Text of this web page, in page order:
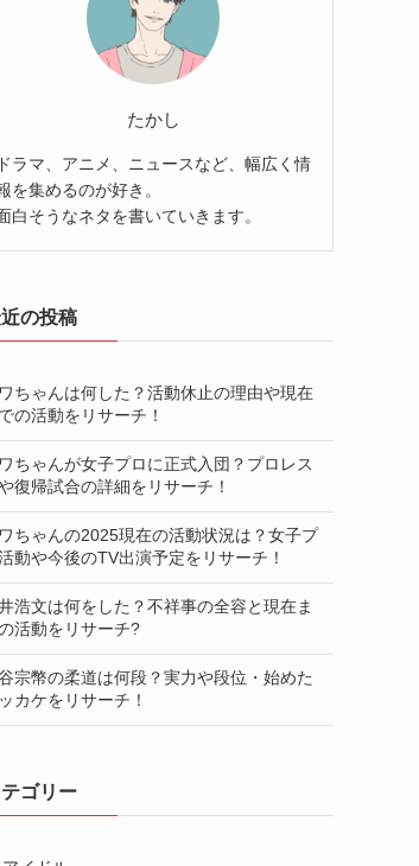
たかし
ドラマ、アニメ、ニュースなど、幅広く情
を集めるのが好き。
白そうなネタを書いていきます。
の投稿
ちゃんは何した？活動休止の理由や現在
の活動をリサーチ！
ちゃんが女子プロに正式入団？プロレス
復帰試合の詳細をリサーチ！
ちゃんの2025現在の活動状況は？女子プ
動や今後のTV出演予定をリサーチ！
浩文は何をした？不祥事の全容と現在ま
活動をリサーチ?
宗幣の柔道は何段？実力や段位・始めた
カケをリサーチ！
ゴリー